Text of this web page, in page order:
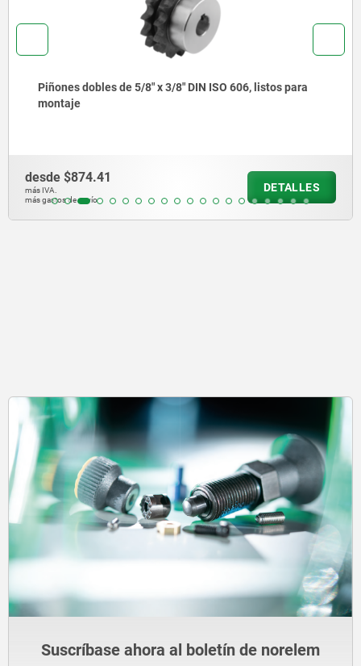
Piñones dobles de 3/8" x 7/32" DIN ISO 606, listos para
desde
más gastos de envío
Suscríbase ahora al boletín de norelem